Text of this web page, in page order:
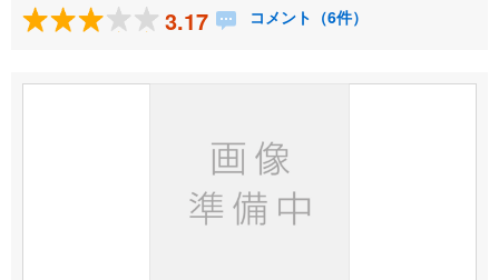
3.17 コメント（6件）